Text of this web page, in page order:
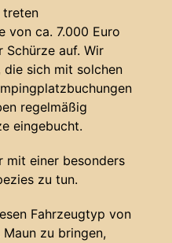
treten
von ca. 7.000 Euro
Schürze auf. Wir
die sich mit solchen
regelmäßig
eingebucht.
mit einer besonders
zu tun.
Fahrzeugtyp von
zu bringen,